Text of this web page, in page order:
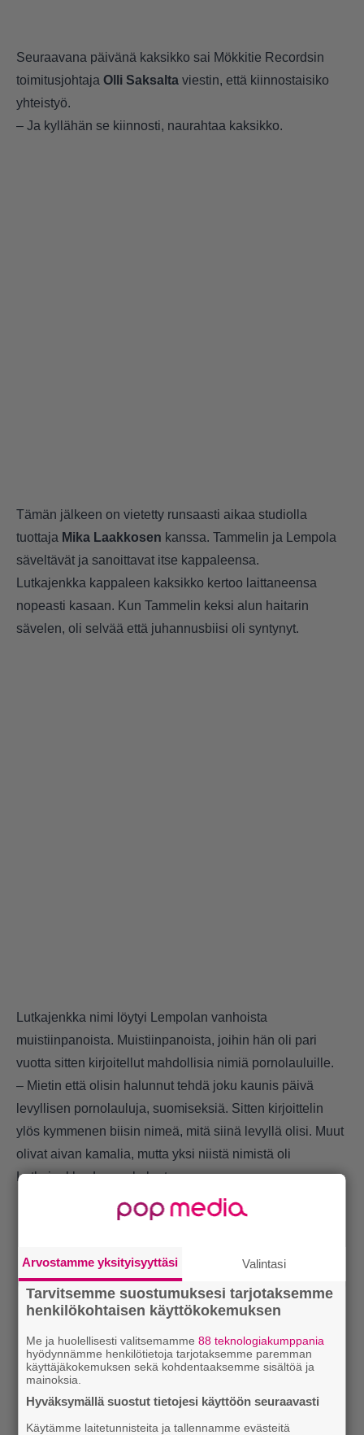
Seuraavana päivänä kaksikko sai Mökkitie Recordsin
toimitusjohtaja Olli Saksalta viestin, että kiinnostaisiko
yhteistyö.
– Ja kyllähän se kiinnosti, naurahtaa kaksikko.
Tämän jälkeen on vietetty runsaasti aikaa studiolla
tuottaja Mika Laakkosen kanssa. Tammelin ja Lempola
säveltävät ja sanoittavat itse kappaleensa.
Lutkajenkka kappaleen kaksikko kertoo laittaneensa
nopeasti kasaan. Kun Tammelin keksi alun haitarin
sävelen, oli selvää että juhannusbiisi oli syntynyt.
Lutkajenkka nimi löytyi Lempolan vanhoista
muistiinpanoista. Muistiinpanoista, joihin hän oli pari
vuotta sitten kirjoitellut mahdollisia nimiä pornolauluille.
– Mietin että olisin halunnut tehdä joku kaunis päivä
levyllisen pornolauluja, suomiseksiä. Sitten kirjoittelin
ylös kymmenen biisin nimeä, mitä siinä levyllä olisi. Muut
olivat aivan kamalia, mutta yksi niistä nimistä oli
Lutkajenkka, Lempola kertoo.
Arvostamme yksityisyyttäsi Valintasi
Tarvitsemme suostumuksesi tarjotaksemme
henkilökohtaisen käyttökokemuksen
Me ja huolellisesti valitsemamme88 teknologiakumppania
hyödynnämme henkilötietoja tarjotaksemme paremman
käyttäjäkokemuksen sekä kohdentaaksemme sisältöä ja
mainoksia.
Hyväksymällä suostut tietojesi käyttöön seuraavasti
Käytämme laitetunnisteita ja tallennamme evästeitä